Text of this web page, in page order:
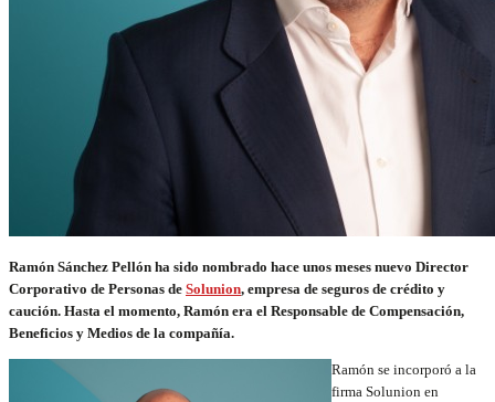
Ramón Sánchez Pellón ha sido nombrado hace unos meses nuevo Director
Corporativo de Personas de Solunion, empresa de seguros de crédito y
caución. Hasta el momento, Ramón era el Responsable de Compensación,
Beneficios y Medios de la compañía.
Ramón se incorporó a la
firma Solunion en